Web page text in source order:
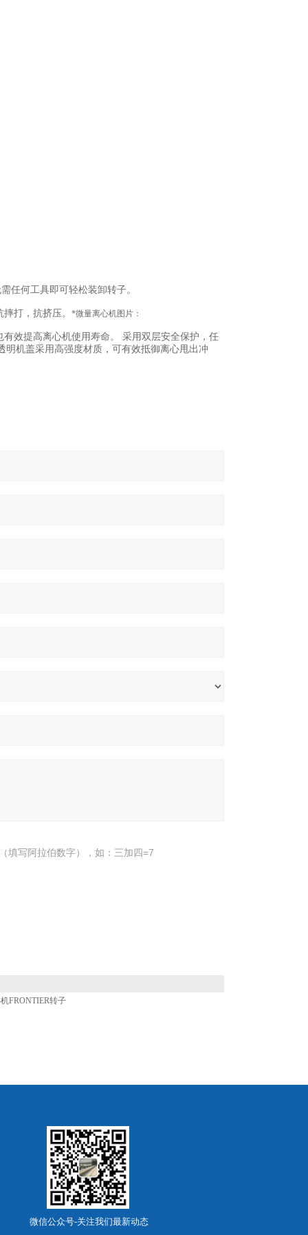
何工具即可轻松装卸转子。
打，抗挤压。 *微量离心机图片：
效提高离心机使用寿命。 采用双层安全保护，任
机盖采用高强度材质，可有效抵御离心甩出冲
填写阿拉伯数字），如：三加四=7
FRONTIER转子
微信公众号-关注我们最新动态